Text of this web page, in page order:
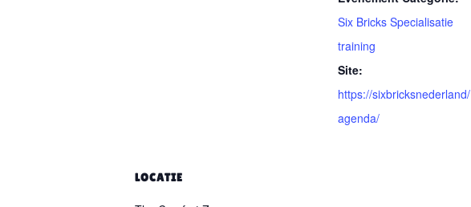
Six Bricks Specialisatie
training
Site:
https://sixbricksnederland/
agenda/
LOCATIE